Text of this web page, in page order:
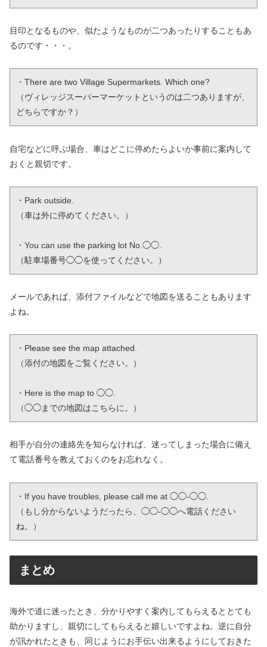
目印となるものや、似たようなものが二つあったりすることもあ
るのです・・・。
・There are two Village Supermarkets. Which one?
（ヴィレッジスーパーマーケットというのは二つありますが、
どちらですか？）
自宅などに呼ぶ場合、車はどこに停めたらよいか事前に案内して
おくと親切です。
・Park outside.
（車は外に停めてください。）
・You can use the parking lot No.◯◯.
（駐車場番号◯◯を使ってください。）
メールであれば、添付ファイルなどで地図を送ることもあります
よね。
・Please see the map attached.
（添付の地図をご覧ください。）
・Here is the map to ◯◯.
（◯◯までの地図はこちらに。）
相手が自分の連絡先を知らなければ、迷ってしまった場合に備え
て電話番号を教えておくのをお忘れなく。
・If you have troubles, please call me at ◯◯-◯◯.
（もし分からないようだったら、◯◯-◯◯へ電話ください
ね。）
まとめ
海外で道に迷ったとき、分かりやすく案内してもらえるととても
助かりますし、親切にしてもらえると嬉しいですよね。逆に自分
が訊かれたときも、同じようにお手伝い出来るようにしておきた